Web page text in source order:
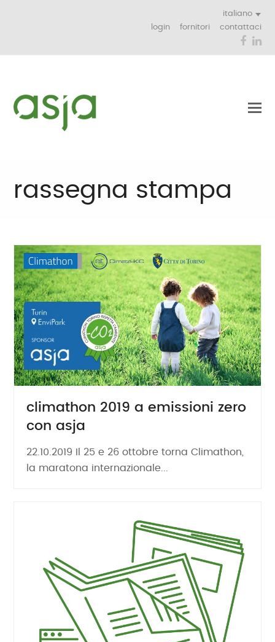
italiano
login
fornitori contattaci
rassegna stampa
climathon 2019 a emissioni zero
con asja
22.10.2019 Il 25 e 26 ottobre torna Climathon,
la maratona internazionale...